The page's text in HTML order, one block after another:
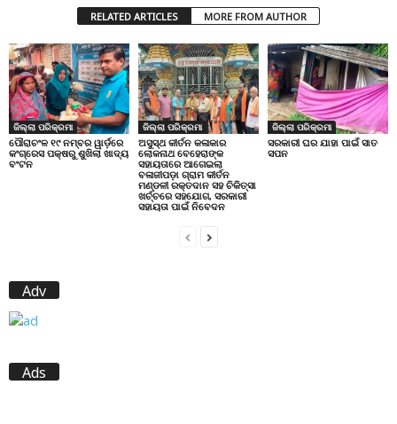
RELATED ARTICLES MORE FROM AUTHOR
ଜିଲ୍ଲା ପରିକ୍ରମା
ପୌରାଚଂଳ ୧୯ ନମ୍ବର ୱାର୍ଡ଼ରେ
କଂଗ୍ରେସ ପକ୍ଷରୁ ଶୁଖିଲା ଖାଦ୍ୟ
ବଂଟନ
ଜିଲ୍ଲା ପରିକ୍ରମା
ଅସୁସ୍ଥ କୀର୍ତନ କଳାକାର
ଲୋକନାଥ ବେହେରାଙ୍କ
ସହାୟତାରେ ଆଗେଇଲା
ବଳାଜୀପଡ଼ା ଗ୍ରାମ କୀର୍ତନ
ମଣ୍ଡଳୀ ରକ୍ତଦାନ ସହ ଚିକିତ୍ସା
ଖର୍ଚ୍ଚରେ ସହଯୋଗ, ସରକାରୀ
ସହାୟତା ପାଇଁ ନିବେଦନ
ଜିଲ୍ଲା ପରିକ୍ରମା
ସରକାରୀ ଘର ଯାହା ପାଇଁ ସାତ
ସପନ
Adv
Ads